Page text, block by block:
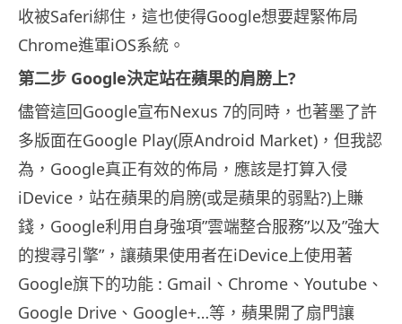
收被Saferi綁住，這也使得Google想要趕緊佈局
Chrome進軍iOS系統。
第二步 Google決定站在蘋果的肩膀上?
儘管這回Google宣布Nexus 7的同時，也著墨了許
多版面在Google Play(原Android Market)，但我認
為，Google真正有效的佈局，應該是打算入侵
iDevice，站在蘋果的肩膀(或是蘋果的弱點?)上賺
錢，Google利用自身強項”雲端整合服務”以及”強大
的搜尋引擎”，讓蘋果使用者在iDevice上使用著
Google旗下的功能 : Gmail、Chrome、Youtube、
Google Drive、Google+…等，蘋果開了扇門讓